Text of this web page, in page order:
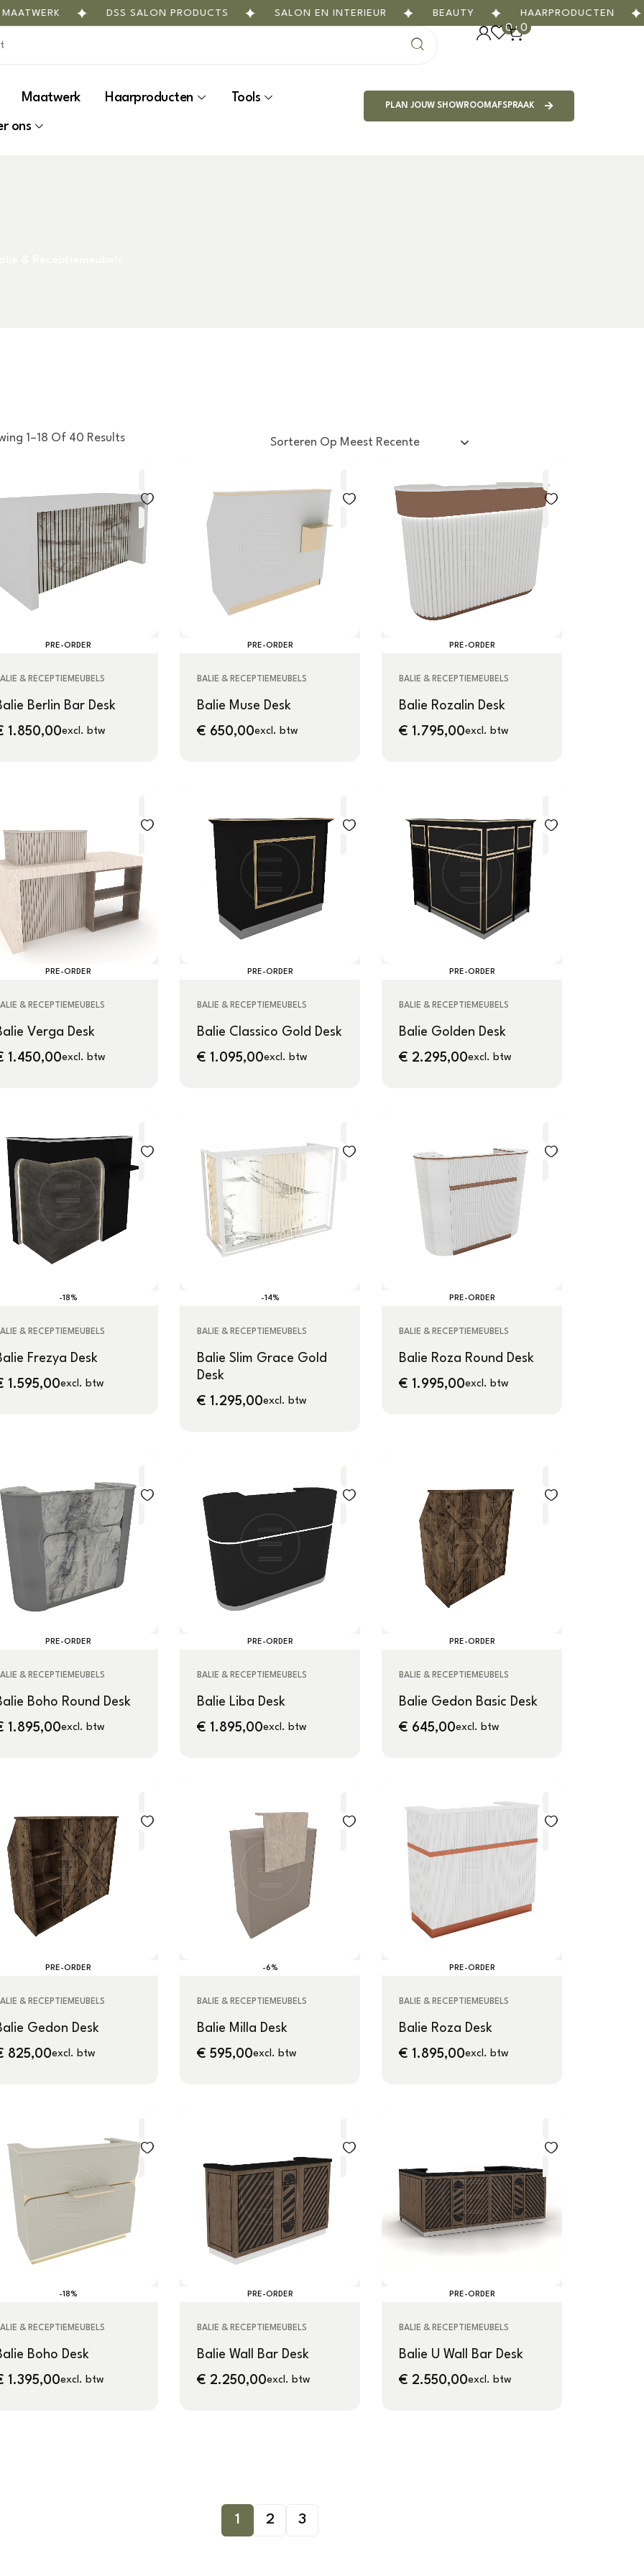
DSS SALON PRODUCTS SALON EN INTERIEUR BEAUTY HAARPRODUCTEN
0 0
Maatwerk Haarproducten Tools
ons
PLAN JOUW SHOWROOMAFSPRAAK
1–18 Of 40 Results
PRE-ORDER
& RECEPTIEMEUBELS
Berlin Bar Desk
1.850,00excl. btw
PRE-ORDER
BALIE & RECEPTIEMEUBELS
Balie Muse Desk
€ 650,00excl. btw
PRE-ORDER
BALIE & RECEPTIEMEUBELS
Balie Rozalin Desk
€ 1.795,00excl. btw
PRE-ORDER
& RECEPTIEMEUBELS
Verga Desk
1.450,00excl. btw
PRE-ORDER
BALIE & RECEPTIEMEUBELS
Balie Classico Gold Desk
€ 1.095,00excl. btw
PRE-ORDER
BALIE & RECEPTIEMEUBELS
Balie Golden Desk
€ 2.295,00excl. btw
-18%
& RECEPTIEMEUBELS
Frezya Desk
1.595,00excl. btw
-14%
BALIE & RECEPTIEMEUBELS
Balie Slim Grace Gold
Desk
€ 1.295,00excl. btw
PRE-ORDER
BALIE & RECEPTIEMEUBELS
Balie Roza Round Desk
€ 1.995,00excl. btw
PRE-ORDER
& RECEPTIEMEUBELS
Boho Round Desk
1.895,00excl. btw
PRE-ORDER
BALIE & RECEPTIEMEUBELS
Balie Liba Desk
€ 1.895,00excl. btw
PRE-ORDER
BALIE & RECEPTIEMEUBELS
Balie Gedon Basic Desk
€ 645,00excl. btw
PRE-ORDER
& RECEPTIEMEUBELS
Gedon Desk
825,00excl. btw
-6%
BALIE & RECEPTIEMEUBELS
Balie Milla Desk
€ 595,00excl. btw
PRE-ORDER
BALIE & RECEPTIEMEUBELS
Balie Roza Desk
€ 1.895,00excl. btw
-18%
& RECEPTIEMEUBELS
Boho Desk
1.395,00excl. btw
PRE-ORDER
BALIE & RECEPTIEMEUBELS
Balie Wall Bar Desk
€ 2.250,00excl. btw
PRE-ORDER
BALIE & RECEPTIEMEUBELS
Balie U Wall Bar Desk
€ 2.550,00excl. btw
1 2 3